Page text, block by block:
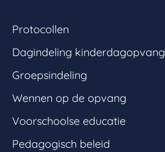
Protocollen
Dagindeling kinderdagopvang
Groepsindeling
Wennen op de opvang
Voorschoolse educatie
Pedagogisch beleid